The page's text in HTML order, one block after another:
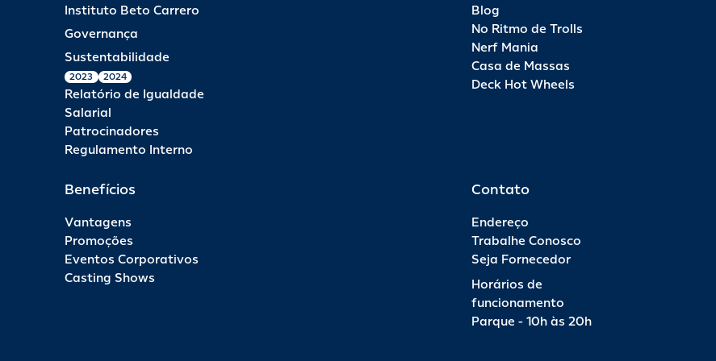
Instituto Beto Carrero
Governança
Sustentabilidade
2023 2024
Relatório de Igualdade
Salarial
Patrocinadores
Regulamento Interno
Blog
No Ritmo de Trolls
Nerf Mania
Casa de Massas
Deck Hot Wheels
Benefícios
Vantagens
Promoções
Eventos Corporativos
Casting Shows
Contato
Endereço
Trabalhe Conosco
Seja Fornecedor
Horários de
funcionamento
Parque - 10h às 20h